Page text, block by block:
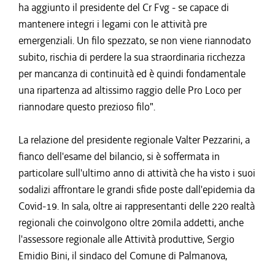
ha aggiunto il presidente del Cr Fvg - se capace di
mantenere integri i legami con le attività pre
emergenziali. Un filo spezzato, se non viene riannodato
subito, rischia di perdere la sua straordinaria ricchezza
per mancanza di continuità ed è quindi fondamentale
una ripartenza ad altissimo raggio delle Pro Loco per
riannodare questo prezioso filo".
La relazione del presidente regionale Valter Pezzarini, a
fianco dell'esame del bilancio, si è soffermata in
particolare sull'ultimo anno di attività che ha visto i suoi
sodalizi affrontare le grandi sfide poste dall'epidemia da
Covid-19. In sala, oltre ai rappresentanti delle 220 realtà
regionali che coinvolgono oltre 20mila addetti, anche
l'assessore regionale alle Attività produttive, Sergio
Emidio Bini, il sindaco del Comune di Palmanova,